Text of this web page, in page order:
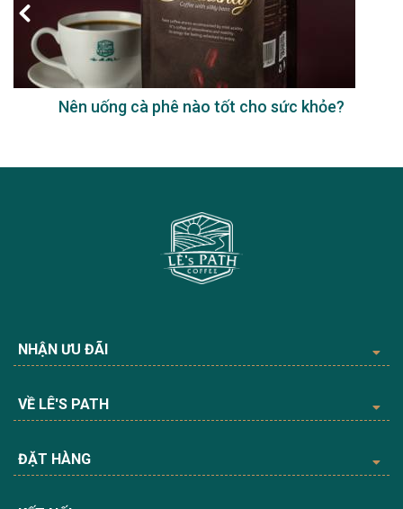
Nên uống cà phê nào tốt cho sức khỏe?
NHẬN ƯU ĐÃI
VỀ LÊ'S PATH
ĐẶT HÀNG